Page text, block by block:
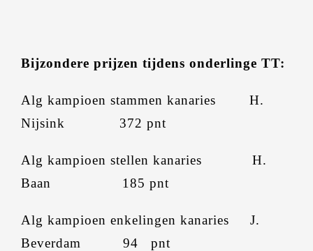
Bijzondere prijzen tijdens onderlinge TT:
Alg kampioen stammen kanaries H.
Nijsink 372 pnt
Alg kampioen stellen kanaries H.
Baan 185 pnt
Alg kampioen enkelingen kanaries J.
Beverdam 94 pnt